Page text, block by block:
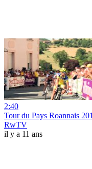
2:40
Tour du Pays Roannais
RwTV
il y a 11 ans